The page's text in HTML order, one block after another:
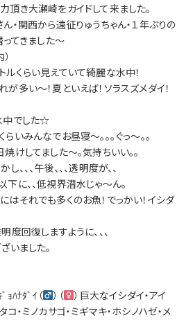
頂き大瀬崎をガイドして来ました。
・関西から遠征りゅうちゃん・１年ぶりの
ってきました～
くらい見えていて綺麗な水中！
多い～！夏といえば！ソラスズメダイ！
中でした☆
みんなでお昼寝～。。。ぐっ～。。
けしてました～。気持ちいい。。
、、、午後、、、透明度が、、
に、、低視界潜水じゃ～ん。
それでも多くのお魚！でっかい！イシダ
度回復しますように、、、
いました。
ﾞｮﾊﾅﾀﾞｲ（ ）（
）巨大なイシダイ・アイ
・ミノカサゴ・ミギマキ・ホシノハゼ・メ